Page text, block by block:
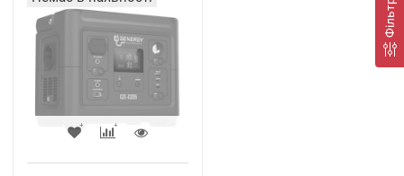
Фільтр